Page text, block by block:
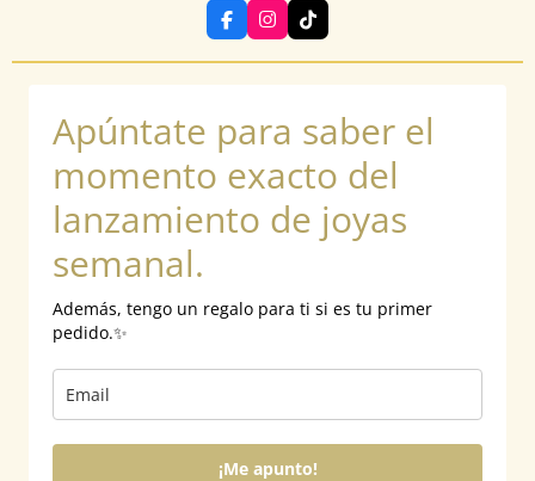
F
a
c
o
I
n
s
r
m
T
i
k
Apúntate para saber el
momento exacto del
lanzamiento de joyas
semanal.
Además, tengo un regalo para ti si es tu primer
pedido.✨
¡Me apunto!